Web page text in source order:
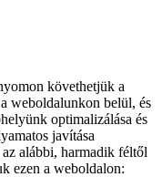
követhetjük a
weboldalunkon belül, és
optimalizálása és
javítása
alábbi, harmadik féltől
ezen a weboldalon: